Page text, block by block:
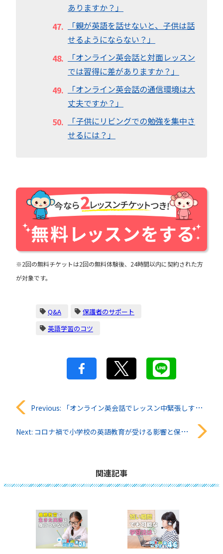
ありますか？」
「親が英語を話せないと、子供は話
せるようにならない？」
「オンライン英会話と対面レッスン
では習得に差がありますか？」
「オンライン英会話の通信環境は大
丈夫ですか？」
「子供にリビングでの勉強を集中さ
せるには？」
※2回の無料チケットは2回の無料体験後、24時間以内に契約された方
が対象です。
Q&A
保護者のサポート
英語学習のコツ
投
稿
Previous: 「オンライン英会話でレッスン中緊張しすぎてしまいます」QQキッズ知恵袋#09
Next: コロナ禍で小学校の英語教育が受ける影響と保護者ができること
関連記事